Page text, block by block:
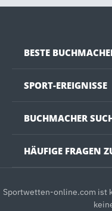
BESTE
SPORT-EREIGNISSE
BUCHMACHER
HÄUFIGE FRAGEN
Sportwetten-online.com ist